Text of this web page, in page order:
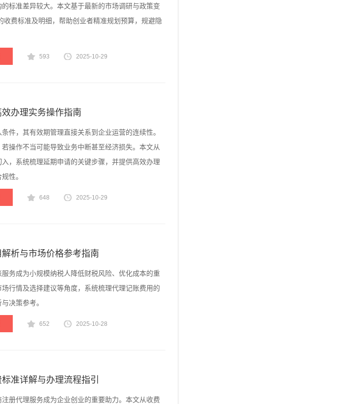
标准差异较大。本文基于最新的市场调研与政策变
费标准及明细，帮助创业者精准规划预算，规避隐
593 2025-10-29
办理实务操作指南
件，其有效期管理直接关系到企业运营的连续性。
操作不当可能导致业务中断甚至经济损失。本文从
，系统梳理延期申请的关键步骤，并提供高效办理
性。
648 2025-10-29
析与市场价格参考指南
务成为小规模纳税人降低财税风险、优化成本的重
行情及选择建议等角度，系统梳理代理记账费用的
决策参考。
652 2025-10-28
准详解与办理流程指引
册代理服务成为企业创业的重要助力。本文从收费